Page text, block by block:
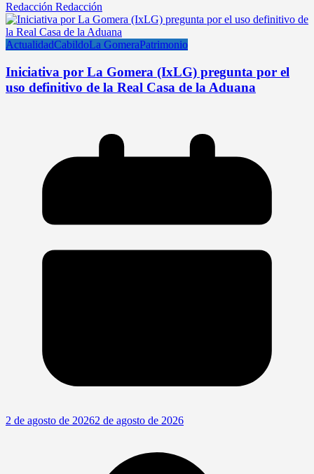
Redacción Redacción
ActualidadCabildoLa GomeraPatrimonio
Iniciativa por La Gomera (IxLG) pregunta por el
uso definitivo de la Real Casa de la Aduana
2 de agosto de 20262 de agosto de 2026